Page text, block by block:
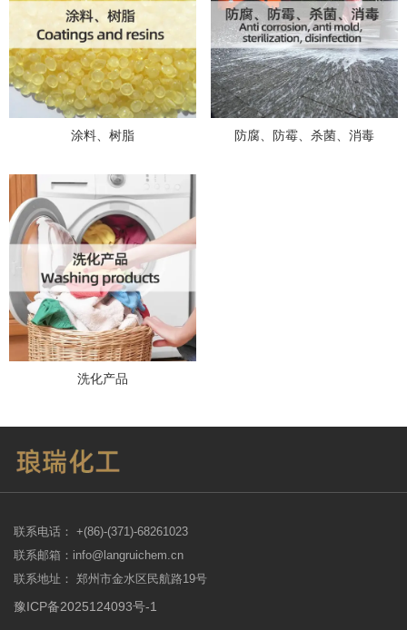
涂料、树脂 防腐、防霉、杀菌、消毒
洗化产品
联系电话： +(86)-(371)-68261023
联系邮箱：info@langruichem.cn
联系地址： 郑州市金水区民航路19号
豫ICP备2025124093号-1